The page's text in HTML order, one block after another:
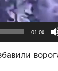
01:00